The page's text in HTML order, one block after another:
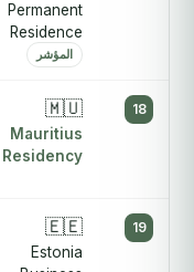
Permanent
Residence
المؤشر
18
🇲🇺
Mauritius
Residency
19
🇪🇪
Estonia